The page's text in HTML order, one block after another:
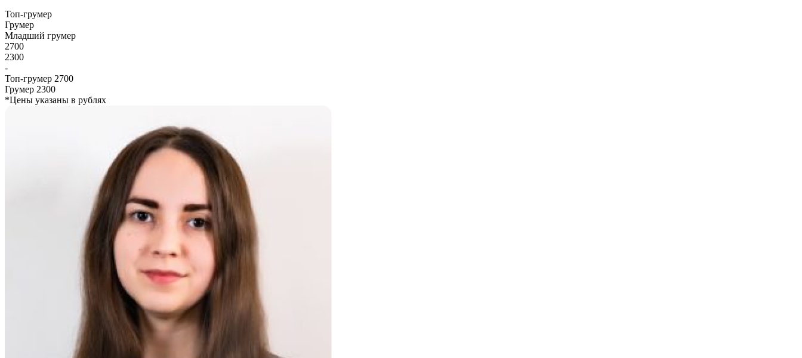
Топ-грумер
Грумер
Младший грумер
2700
2300
-
Топ-грумер 2700
Грумер 2300
*Цены указаны в рублях